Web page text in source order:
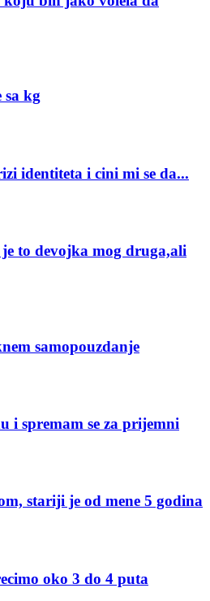
sa kg
identiteta i cini mi se da...
to devojka mog druga,ali
samopouzdanje
i spremam se za prijemni
stariji je od mene 5 godina
oko 3 do 4 puta